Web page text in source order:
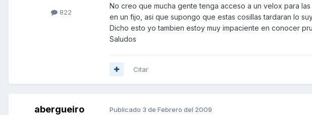
822
No creo que mucha gente tenga acceso a un velox para
en un fijo, asi que supongo que estas cosillas tardaran lo
Dicho esto yo tambien estoy muy impaciente en conocer
Saludos
Citar
abergueiro Publicado 3 de Febrero del 2009